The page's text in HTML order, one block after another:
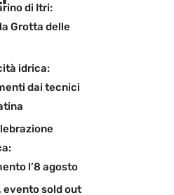
di Itri:
Grotta delle
idrica:
dai tecnici
l’8 agosto
evento sold out